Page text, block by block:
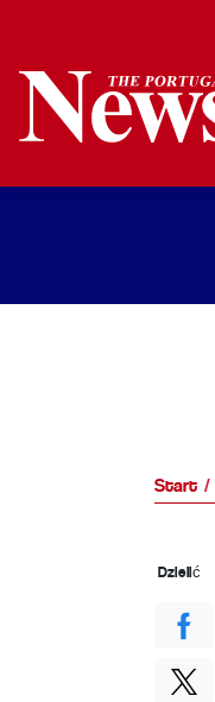
Start
Dzielić